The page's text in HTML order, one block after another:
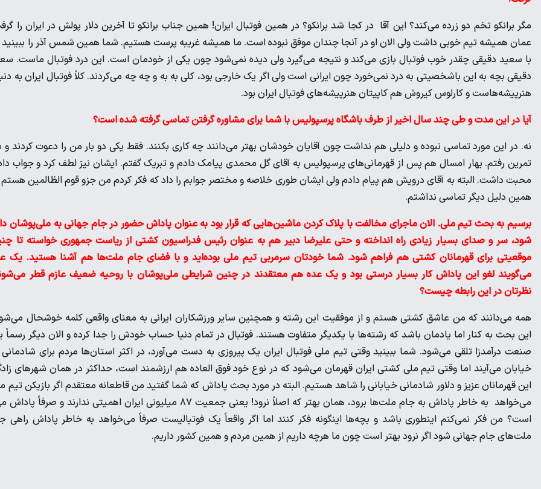
مگر برانکو تخم دو زرده می‌کند؟ این آقا در کجا شد برانکو؟ در همین فوتبال ایران! همین جناب برانکو تا آخرین دلار پولش در ایران را
عمان همیشه تیم خوبی داشت ولی الان او در آنجا چندان موفق نبوده است. ما همیشه غریبه پرست هستیم. شما همین شمس آذر را ببینید
با سعید دقیقی چقدر خوب فوتبال بازی می‌کند و نتیجه می‌گیرد ولی دیده نمی‌شود چون یکی از خودمان است. این درد فوتبال ماست.
دقیقی بچه به این باشخصیتی به درد نمی‌خورد چون ایرانی است ولی اگر یک خارجی بود، کلی به به و چه چه می‌کردند. کلاً فوتبال ایران به
هنرپیشه‌هاست و کارلوس کیروش هم کاپیتان هنرپیشه‌های فوتبال ایران بود.
آیا در این مدت و طی چند سال اخیر از طرف باشگاه پرسپولیس با شما برای مشاوره گرفتن تماسی گرفته شده است؟
نه. در این مورد تماسی نبوده و دلیلی هم نداشت چون آقایان خودشان بهتر می‌دانند چه کاری بکنند. فقط یکی دو بار من را دعوت کردند و
تمرین رفتم. بهار امسال هم پس از قهرمانی‌های پرسپولیس به آقای گل محمدی پیامک دادم و تبریک گفتم. ایشان نیز لطف کرد و جواب
محبت داشت. البته به آقای درویش هم پیام دادم ولی ایشان طوری خلاصه و مختصر جوابم را داد که فکر کردم من جزو قوم الظالمین هستم
همین دلیل دیگر تماسی نداشتم.
برسیم به بحث تیم ملی. الان ماجرای مخالفت با پلاک کردن ماشین‌هایی که قرار بود به عنوان پاداش حضور در جام جهانی به ملی‌پوشان
شود، سر و صدای بسیار زیادی راه انداخته و حتی علیرضا دبیر هم به عنوان رئیس فدراسیون کشتی از ریاست جمهوری خواسته تا
موقعیتی برای قهرمانان کشتی هم فراهم شود. شما خودتان سرمربی تیم ملی بوده‌اید و با فضای جام ملت‌ها هم آشنا هستید. یک
می‌گویند لغو این پاداش کار بسیار درستی بود و یک عده هم معتقدند در چنین شرایطی ملی‌پوشان با روحیه ضعیف عازم قطر
نظرتان در این رابطه چیست؟
همه می‌دانند که من عاشق کشتی هستم و از موفقیت این رشته و همچنین سایر ورزشکاران ایرانی به معنای واقعی کلمه خوشحال
این بحث به کنار اما یادمان باشد که رشته‌ها با یکدیگر متفاوت هستند. فوتبال در تمام دنیا حساب خودش را جدا کرده و الان دیگر
صنعت درآمدزا تلقی می‌شود. شما ببینید وقتی تیم ملی فوتبال ایران یک پیروزی به دست می‌آورد، در اکثر استان‌ها مردم برای شادمانی
خیابان می‌آیند اما وقتی تیم ملی کشتی ایران قهرمان می‌شود که در نوع خود فوق العاده هم ارزشمند است، حداکثر در همان شهرهای
این قهرمانان عزیز و دلاور شادمانی خیابانی را شاهد هستیم. البته در مورد بحث پاداش که شما گفتید من قاطعانه معتقدم اگر بازیکن تیم
می‌خواهد به خاطر پاداش به جام ملت‌ها برود، همان بهتر که اصلاً نرود! یعنی جمعیت ۸۷ میلیونی ایران اهمیتی ندارند و صرفاً
است؟ من فکر نمی‌کنم اینطوری باشد و بچه‌ها اینگونه فکر کنند اما اگر واقعاً یک فوتبالیست صرفاً می‌خواهد به خاطر پاداش راهی
ملت‌های جام جهانی شود اگر نرود بهتر است چون ما هرچه داریم از همین مردم و همین کشور داریم.